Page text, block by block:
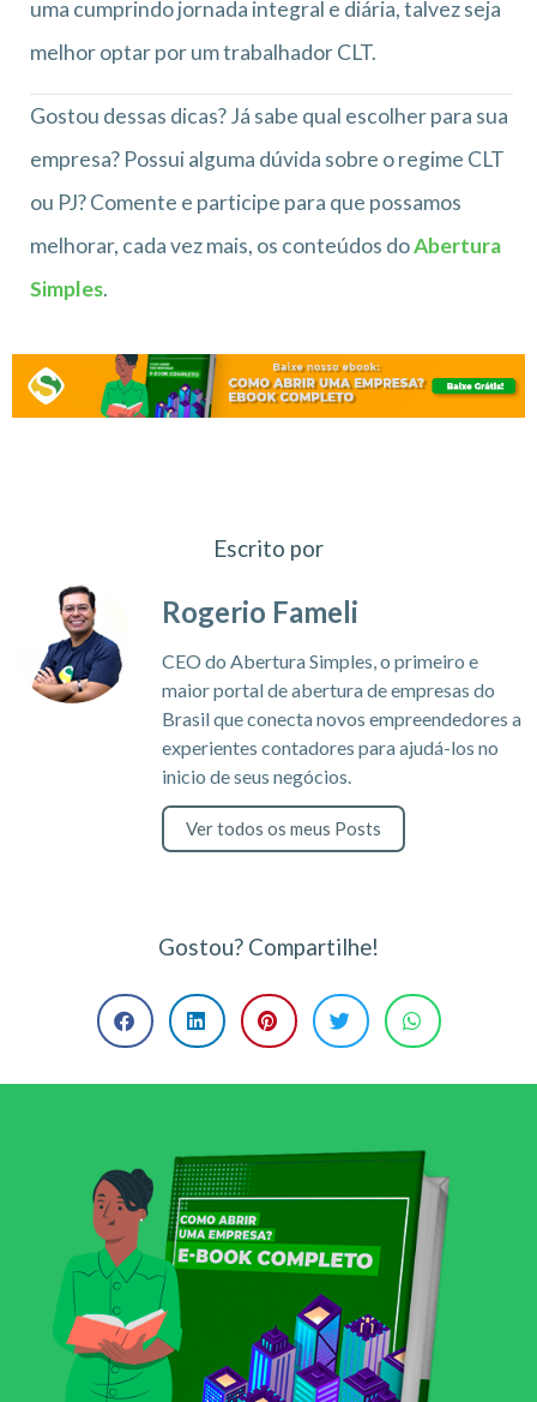
uma cumprindo jornada integral e diária, talvez seja
melhor optar por um trabalhador CLT.
Gostou dessas dicas? Já sabe qual escolher para sua
empresa? Possui alguma dúvida sobre o regime CLT
ou PJ? Comente e participe para que possamos
melhorar, cada vez mais, os conteúdos doAbertura
Simples.
Escrito por
Rogerio Fameli
CEO do Abertura Simples, o primeiro e
maior portal de abertura de empresas do
Brasil que conecta novos empreendedores a
experientes contadores para ajudá-los no
inicio de seus negócios.
Ver todos os meus Posts
Gostou? Compartilhe!